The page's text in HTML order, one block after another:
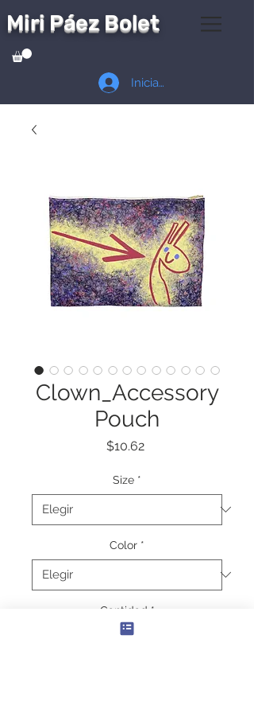
Miri Páez Bolet
Iniciar sesión
Clown_Accessory
Pouch
$10.62Precio
Size *
Color *
Cantidad *